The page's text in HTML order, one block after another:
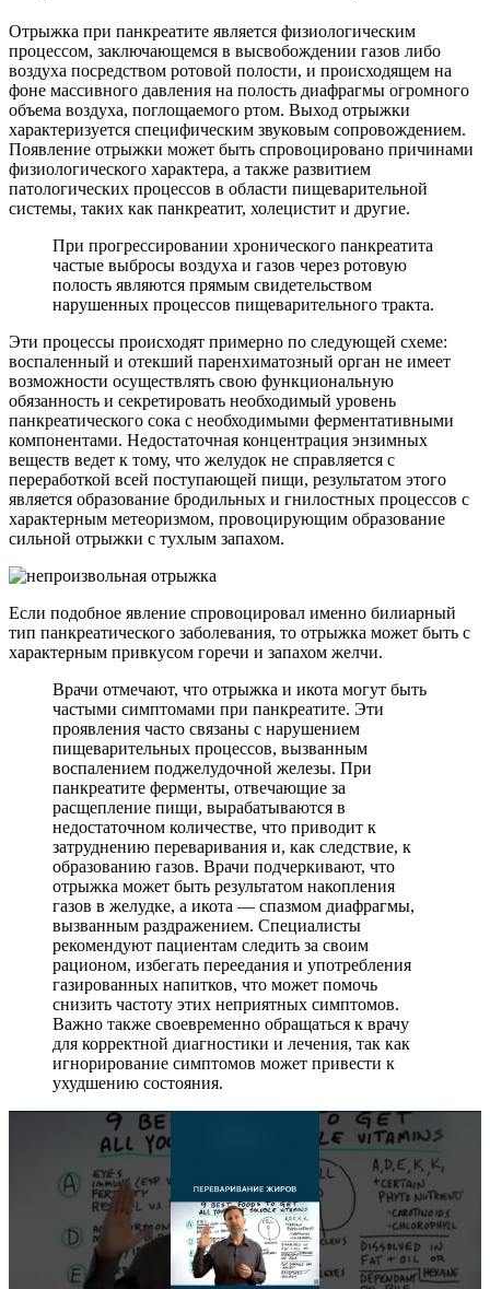
Отрыжка при панкреатите является физиологическим
процессом, заключающемся в высвобождении газов либо
воздуха посредством ротовой полости, и происходящем на
фоне массивного давления на полость диафрагмы огромного
объема воздуха, поглощаемого ртом. Выход отрыжки
характеризуется специфическим звуковым сопровождением.
Появление отрыжки может быть спровоцировано причинами
физиологического характера, а также развитием
патологических процессов в области пищеварительной
системы, таких как панкреатит, холецистит и другие.
При прогрессировании хронического панкреатита
частые выбросы воздуха и газов через ротовую
полость являются прямым свидетельством
нарушенных процессов пищеварительного тракта.
Эти процессы происходят примерно по следующей схеме:
воспаленный и отекший паренхиматозный орган не имеет
возможности осуществлять свою функциональную
обязанность и секретировать необходимый уровень
панкреатического сока с необходимыми ферментативными
компонентами. Недостаточная концентрация энзимных
веществ ведет к тому, что желудок не справляется с
переработкой всей поступающей пищи, результатом этого
является образование бродильных и гнилостных процессов с
характерным метеоризмом, провоцирующим образование
сильной отрыжки с тухлым запахом.
Если подобное явление спровоцировал именно билиарный
тип панкреатического заболевания, то отрыжка может быть с
характерным привкусом горечи и запахом желчи.
Врачи отмечают, что отрыжка и икота могут быть
частыми симптомами при панкреатите. Эти
проявления часто связаны с нарушением
пищеварительных процессов, вызванным
воспалением поджелудочной железы. При
панкреатите ферменты, отвечающие за
расщепление пищи, вырабатываются в
недостаточном количестве, что приводит к
затруднению переваривания и, как следствие, к
образованию газов. Врачи подчеркивают, что
отрыжка может быть результатом накопления
газов в желудке, а икота — спазмом диафрагмы,
вызванным раздражением. Специалисты
рекомендуют пациентам следить за своим
рационом, избегать переедания и употребления
газированных напитков, что может помочь
снизить частоту этих неприятных симптомов.
Важно также своевременно обращаться к врачу
для корректной диагностики и лечения, так как
игнорирование симптомов может привести к
ухудшению состояния.